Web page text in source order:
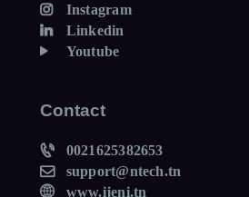
Instagram
Linkedin
Youtube
Contact
0021625382653
support@ntech.tn
www.ijeni.tn